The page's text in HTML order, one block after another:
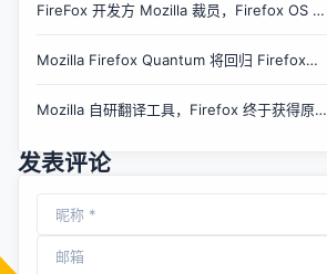
FireFox 开发方 Mozilla 裁员，Firefox OS 停
Mozilla Firefox Quantum 将回归 Firefox
Mozilla 自研翻译工具，Firefox 终于获得原生
发表评论